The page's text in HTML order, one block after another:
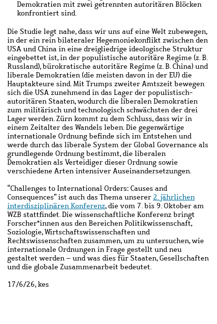
Demokratien mit zwei getrennten autoritären Blöcken
konfrontiert sind.
Die Studie legt nahe, dass wir uns auf eine Welt zubewegen,
in der ein rein bilateraler Hegemoniekonflikt zwischen den
USA und China in eine dreigliedrige ideologische Struktur
eingebettet ist, in der populistische autoritäre Regime (z. B.
Russland), bürokratische autoritäre Regime (z. B. China) und
liberale Demokratien (die meisten davon in der EU) die
Hauptakteure sind. Mit Trumps zweiter Amtszeit bewegen
sich die USA zunehmend in das Lager der populistisch-
autoritären Staaten, wodurch die liberalen Demokratien
zum militärisch und technologisch schwächsten der drei
Lager werden. Zürn kommt zu dem Schluss, dass wir in
einem Zeitalter des Wandels leben. Die gegenwärtige
internationale Ordnung befinde sich im Entstehen und
werde durch das liberale System der Global Governance als
grundlegende Ordnung bestimmt, die liberalen
Demokratien als Verteidiger dieser Ordnung sowie
verschiedene Arten intensiver Auseinandersetzungen.
“Challenges to International Orders: Causes and
Consequences” ist auch das Thema unserer 2. jährlichen
interdisziplinären Konferenz, die vom 7. bis 9. Oktober am
WZB stattfindet. Die wissenschaftliche Konferenz bringt
Forscher*innen aus den Bereichen Politikwissenschaft,
Soziologie, Wirtschaftswissenschaften und
Rechtswissenschaften zusammen, um zu untersuchen, wie
internationale Ordnungen in Frage gestellt und neu
gestaltet werden – und was dies für Staaten, Gesellschaften
und die globale Zusammenarbeit bedeutet.
17/6/26, kes